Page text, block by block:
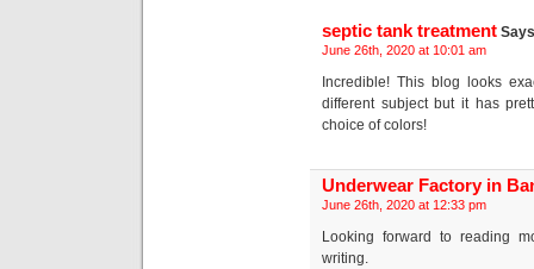
septic tank treatment
June 26th, 2020 at 10:01 am
Incredible! This blog looks
different subject but it has
choice of colors!
Underwear Factory in
June 26th, 2020 at 12:33 pm
Looking forward to reading
writing.